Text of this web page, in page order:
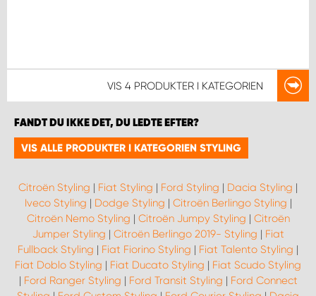
VIS 4 PRODUKTER I KATEGORIEN
FANDT DU IKKE DET, DU LEDTE EFTER?
VIS ALLE PRODUKTER I KATEGORIEN STYLING
Citroën Styling | Fiat Styling | Ford Styling | Dacia Styling |
Iveco Styling | Dodge Styling | Citroën Berlingo Styling |
Citroën Nemo Styling | Citroën Jumpy Styling | Citroën
Jumper Styling | Citroën Berlingo 2019- Styling | Fiat
Fullback Styling | Fiat Fiorino Styling | Fiat Talento Styling |
Fiat Doblo Styling | Fiat Ducato Styling | Fiat Scudo Styling
| Ford Ranger Styling | Ford Transit Styling | Ford Connect